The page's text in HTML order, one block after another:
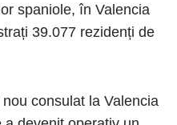
spaniole, în Valencia
39.077 rezidenți de
consulat la Valencia